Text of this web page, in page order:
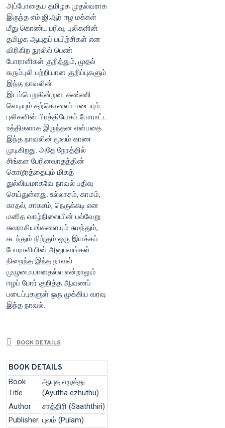
அப்போதைய தமிழக முதல்வராக
இருந்த எம்.ஜி.ஆர் ஈழ மக்கள்
மீது கொண்ட பரிவு, புலிகளின்
தமிழக ஆயுதப் பயிற்சிகள் என
விரிகிற நூலில் பெண்
போராளிகள் குறித்தும், முதல்
கரும்புலி பற்றியான குறிப்புகளும்
இந்த நாவலின்
இடம்பெறுகின்றன. கண்ணி
வெடியும் தற்கொலைப் படையும்
புலிகளின் பிரத்தியேகப் போராட்ட
உத்திகளாக இருந்தன என்பதை
இந்த நாவலின் மூலம் காண
முடிகிறது. அதே நேரத்தில்
சிங்கள பேரினவாதத்தின்
கொடூரத்தையும் மிகத்
துல்லியமாகவே நாவல் பதிவு
செய்துள்ளது. உல்லாசம், காமம்,
காதல், சாகசம், நெருக்கடி என
மனித வாழ்நிலையின் பல்வேறு
சுவராசியங்களையும் சுமந்தும்,
கடந்தும் நிற்கும் ஒரு இயக்கப்
போராளியின் அனுபவங்கள்
நிறைந்த இந்த நாவல்
முழுமையானதல்ல என்றாலும்
ஈழப் போர் குறித்த ஆவணப்
படைப்புகளுள் ஒரு முக்கிய வரவு
இந்த நாவல்.
BOOK DETAILS
BOOK DETAILS
Book
Title
ஆயுத எழுத்து
(Ayutha ezhuthu)
Author
சாத்திரி (Saaththiri)
Publisher புலம் (Pulam)